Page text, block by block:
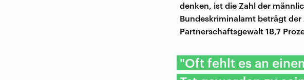
denken, ist die Zahl der
Bundeskriminalamt beträgt
Partnerschaftsgewalt 18,7
"Oft fehlt es an